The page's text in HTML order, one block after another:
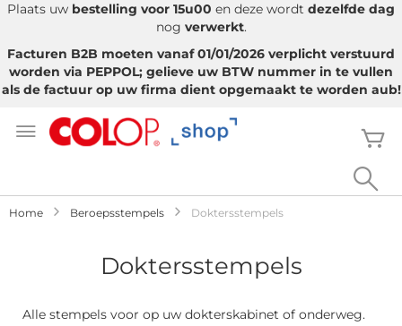
Plaats uw bestelling voor 15u00 en deze wordt dezelfde dag
nog verwerkt.
Facturen B2B moeten vanaf 01/01/2026 verplicht verstuurd
worden via PEPPOL; gelieve uw BTW nummer in te vullen
als de factuur op uw firma dient opgemaakt te worden aub!
naar
Home Beroepsstempels Doktersstempels
Doktersstempels
Alle stempels voor op uw dokterskabinet of onderweg.